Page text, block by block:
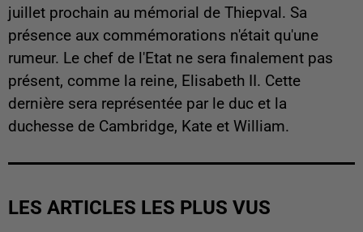
juillet prochain au mémorial de Thiepval. Sa
présence aux commémorations n'était qu'une
rumeur. Le chef de l'Etat ne sera finalement pas
présent, comme la reine, Elisabeth II. Cette
dernière sera représentée par le duc et la
duchesse de Cambridge, Kate et William.
LES ARTICLES LES PLUS VUS